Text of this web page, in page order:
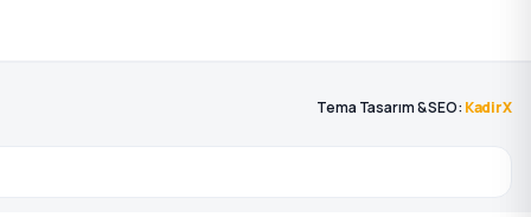
Tema Tasarım & SEO: KadirX